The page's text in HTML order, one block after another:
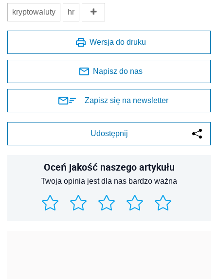
kryptowaluty hr
Wersja do druku
Napisz do nas
Zapisz się na newsletter
Udostępnij
Oceń jakość naszego artykułu
Twoja opinia jest dla nas bardzo ważna